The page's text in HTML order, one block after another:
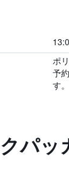
ポ
予
す。
パッ